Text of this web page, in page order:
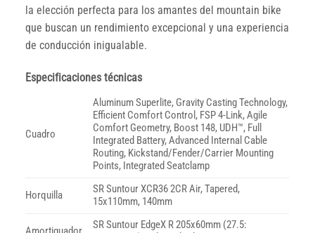
la elección perfecta para los amantes del mountain bike
que buscan un rendimiento excepcional y una experiencia
de conducción inigualable.
Especificaciones técnicas
Cuadro
Aluminum Superlite, Gravity Casting Technology,
Efficient Comfort Control, FSP 4-Link, Agile
Comfort Geometry, Boost 148, UDH™, Full
Integrated Battery, Advanced Internal Cable
Routing, Kickstand/Fender/Carrier Mounting
Points, Integrated Seatclamp
Horquilla
SR Suntour XCR36 2CR Air, Tapered,
15x110mm, 140mm
SR Suntour EdgeX R 205x60mm (27.5: